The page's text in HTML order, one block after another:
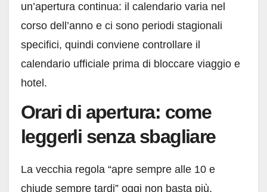
un’apertura continua: il calendario varia nel
corso dell’anno e ci sono periodi stagionali
specifici, quindi conviene controllare il
calendario ufficiale prima di bloccare viaggio e
hotel.
Orari di apertura: come
leggerli senza sbagliare
La vecchia regola “apre sempre alle 10 e
chiude sempre tardi” oggi non basta più.